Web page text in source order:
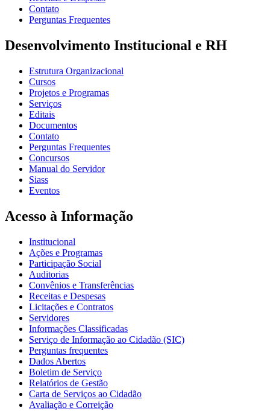
Contato
Perguntas Frequentes
Desenvolvimento Institucional e RH
Estrutura Organizacional
Cursos
Projetos e Programas
Serviços
Editais
Documentos
Contato
Perguntas Frequentes
Concursos
Manual do Servidor
Siass
Eventos
Acesso à Informação
Institucional
Ações e Programas
Participação Social
Auditorias
Convênios e Transferências
Receitas e Despesas
Licitações e Contratos
Servidores
Informações Classificadas
Serviço de Informação ao Cidadão (SIC)
Perguntas frequentes
Dados Abertos
Boletim de Serviço
Relatórios de Gestão
Carta de Serviços ao Cidadão
Avaliação e Correição